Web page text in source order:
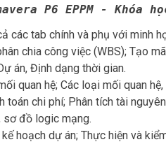
P6 EPPM - Khóa
các tab chính và phụ với minh
chia công việc (WBS); Tạo
án, Định dạng thời gian.
quan hệ; Các loại mối quan
toán chi phí; Phân tích tài
sơ đồ logic mạng.
hoạch dự án; Thực hiện và